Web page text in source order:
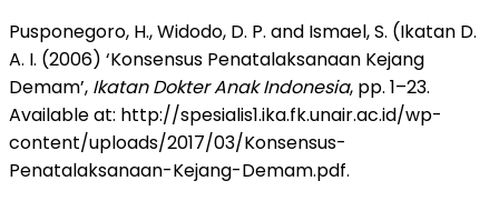
Pusponegoro, H., Widodo, D. P. and Ismael, S. (Ikatan D.
A. I. (2006) ‘Konsensus Penatalaksanaan Kejang
Demam’, Ikatan Dokter Anak Indonesia, pp. 1–23.
Available at: http://spesialis1.ika.fk.unair.ac.id/wp-
content/uploads/2017/03/Konsensus-
Penatalaksanaan-Kejang-Demam.pdf.